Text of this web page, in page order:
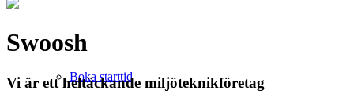
Boka starttid
Swoosh
Vi är ett heltäckande miljöteknikföretag